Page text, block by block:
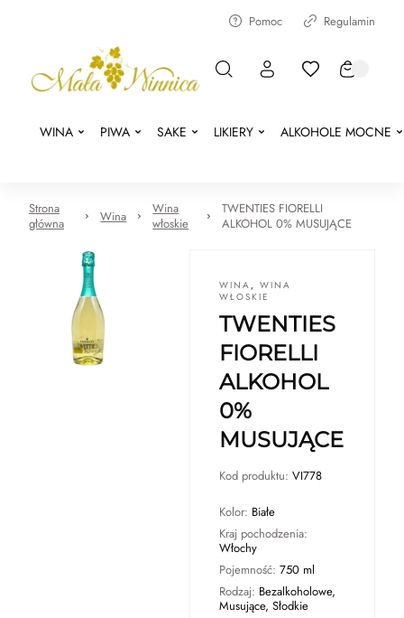
Pomoc Regulamin
WINA PIWA SAKE LIKIERY ALKOHOLE MOCNE
Strona
główna
Wina
Wina
włoskie
TWENTIES FIORELLI
ALKOHOL 0% MUSUJĄCE
WINA , WINA
WŁOSKIE
TWENTIES
FIORELLI
ALKOHOL
0%
MUSUJĄCE
Kod produktu: VI778
Kolor: Białe
Kraj pochodzenia:
Włochy
Pojemność: 750 ml
Rodzaj: Bezalkoholowe,
Musujące, Słodkie